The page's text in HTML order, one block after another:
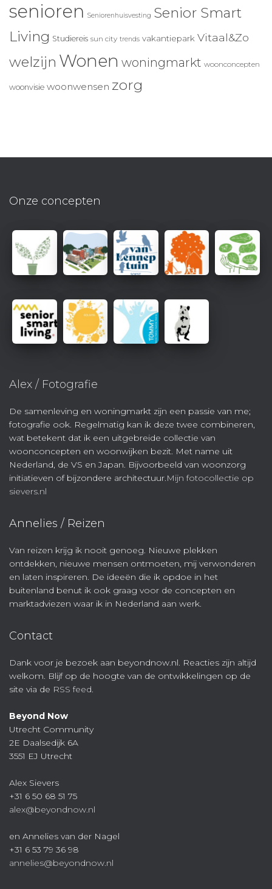
senioren Seniorenhuisvesting Senior Smart
Living Studiereis sun city trends vakantiepark Vitaal&Zo
welzijn Wonen woningmarkt woonconcepten
woonvisie woonwensen zorg
Onze concepten
Alex / Fotografie
De samenleving en woningmarkt zijn een passie van me;
fotografie ook. Regelmatig kan ik deze twee combineren,
wat betekent dat ik een uitgebreide collectie van
woonconcepten en woonwijken bezit. Met name uit
Nederland, de VS en Japan. Bijvoorbeeld van woonzorg
initiatieven of bijzondere architectuur.Mijn fotocollectie op
sievers.nl
Annelies / Reizen
Van reizen krijg ik nooit genoeg. Nieuwe plekken
ontdekken, nieuwe mensen ontmoeten, mij verwonderen
en laten inspireren. De ideeën die ik opdoe in het
buitenland benut ik ook graag voor de concepten en
marktadviezen waar ik in Nederland aan werk.
Contact
Dank voor je bezoek aan beyondnow.nl. Reacties zijn altijd
welkom. Blijf op de hoogte van de ontwikkelingen op de
site via de RSS feed.
Beyond Now
Utrecht Community
2E Daalsedijk 6A
3551 EJ Utrecht
Alex Sievers
+31 6 50 68 51 75
alex@beyondnow.nl
en Annelies van der Nagel
+31 6 53 79 36 98
annelies@beyondnow.nl